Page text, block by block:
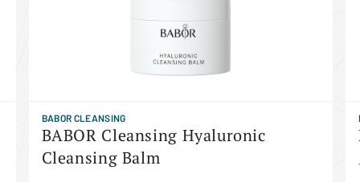
BABOR CLEANSING
BABOR Cleansing Hyaluronic
Cleansing Balm